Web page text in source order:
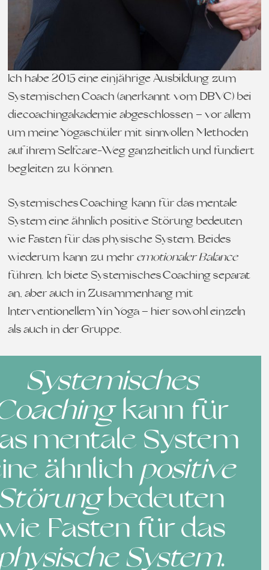
Ich habe 2015 eine einjährige Ausbildung zum
Systemischen Coach (anerkannt vom DBVC) bei
diecoachingakademie abgeschlossen – vor allem
um meine Yogaschüler mit sinnvollen Methoden
auf ihrem Selfcare-Weg ganzheitlich und fundiert
begleiten zu können.
Systemisches Coaching kann für das mentale
System eine ähnlich positive Störung bedeuten
wie Fasten für das physische System. Beides
wiederum kann zu mehr emotionaler Balance
führen. Ich biete Systemisches Coaching separat
an, aber auch in Zusammenhang mit
Interventionellem Yin Yoga – hier sowohl einzeln
als auch in der Gruppe.
Systemisches
kann für
mentale System
ähnlich positive
bedeuten
Fasten für das
System.